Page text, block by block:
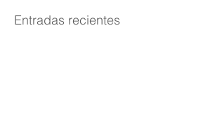
Entradas recientes